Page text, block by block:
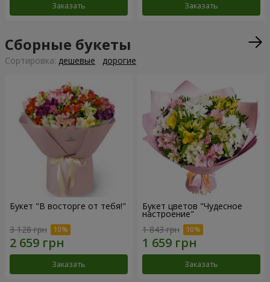
Заказать Заказать
Сборные букеты
Cортировка: дешевые дорогие
Букет "В восторге от тебя!"
3 128 грн
Заказать
Букет цветов "Чудесное
настроение"
1 843 грн
Заказать